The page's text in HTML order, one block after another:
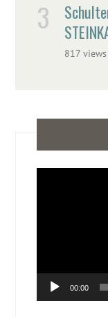
817 views
00:00